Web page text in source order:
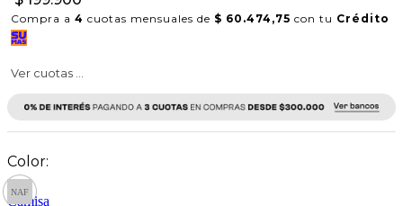
Compra a 4 cuotas mensuales de $ 60.474,75 con tu Crédito
Ver cuotas ...